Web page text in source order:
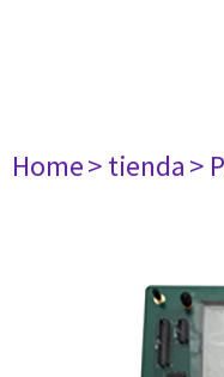
Home> tienda>